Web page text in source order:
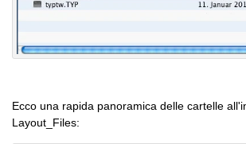
Ecco una rapida panoramica delle cartelle
Layout_Files: